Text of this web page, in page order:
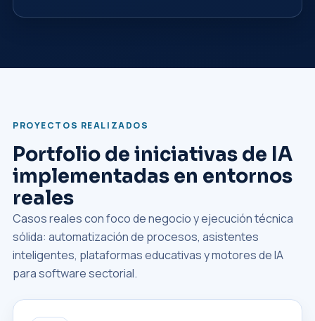
PROYECTOS REALIZADOS
Portfolio de iniciativas de IA
implementadas en entornos
reales
Casos reales con foco de negocio y ejecución técnica
sólida: automatización de procesos, asistentes
inteligentes, plataformas educativas y motores de IA
para software sectorial.